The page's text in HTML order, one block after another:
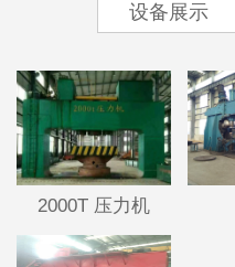
设备展示
2000T 压力机